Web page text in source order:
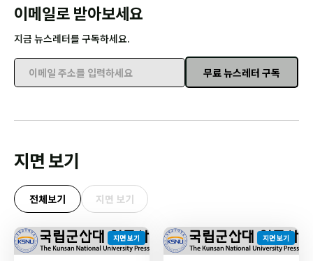
이메일로 받아보세요
지금 뉴스레터를 구독하세요.
이메일 주소를 입력하세요
무료 뉴스레터 구독
지면 보기
전체보기 지면 보기
지면 보기 지면 보기